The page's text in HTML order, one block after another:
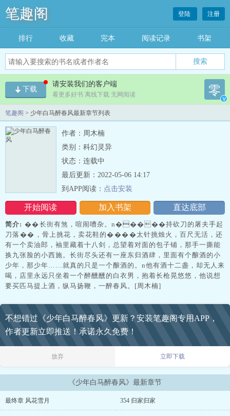
笔趣阁 登陆 注册
排行 收藏 完本 阅读记录 书架
下载
请安装我们的客户端
看更多好书 离线下载 无网阅读 零
v
笔趣阁 > 少年白马醉春风最新章节列表
作者：周木楠
类别：科幻灵异
状态：连载中
开始阅读 加入书架 直达底部
最后更新：2022-05-06 14:17
到APP阅读： 点击安装
简介: ��长街有煞，喧闹嘈杂。n�����持砍刀的屠夫手起
刀落��，骨上挑花，卖花鞋的����太针挑烛火，百尺无活，还
有一个卖油郎，袖里藏着十八剑，总望着对面的包子铺，那手一撕能
换九张脸的小西施。长街尽头还有一座东归酒肆，里面有个酿酒的小
少年，那少年……就真的只是一个酿酒的。n他有酒十二盏，却无人来
喝，店里永远只坐着一个醉醺醺的白衣男，抱着长枪晃悠悠，他说想
要买匹马提上酒，纵马扬鞭，一醉春风。[周木楠]
不想错过《少年白马醉春风》更新？安装笔趣阁专用APP，
作者更新立即推送！承诺永久免费！
放弃 立即下载
《少年白马醉春风》最新章节
最终章 风花雪月 354 归家归家